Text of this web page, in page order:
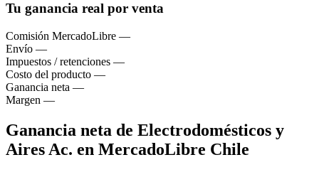
Tu ganancia real por venta
Comisión MercadoLibre —
Envío —
Impuestos / retenciones —
Costo del producto —
Ganancia neta —
Margen —
Ganancia neta de Electrodomésticos y
Aires Ac. en MercadoLibre Chile